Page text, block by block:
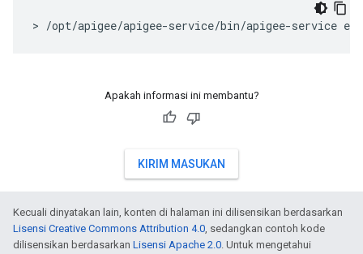
> /opt/apigee/apigee-service/bin/apigee-service
Apakah informasi ini membantu?
KIRIM MASUKAN
Kecuali dinyatakan lain, konten di halaman ini dilisensikan berdasarkan
Lisensi Creative Commons Attribution 4.0, sedangkan contoh kode
dilisensikan berdasarkan Lisensi Apache 2.0. Untuk mengetahui